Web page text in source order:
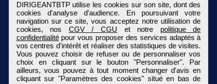
DIRIGEANTBTP utilise les cookies sur son site, dont des
cookies d'analyse d'audience. En poursuivant votre
navigation sur ce site, vous acceptez notre utilisation de
cookies, nos CGV / CGU et notre politique de
confidentialitépour vous proposer des services adaptés à
vos centres d'intérêt et réaliser des statistiques de visites.
Vous pouvez choisir de refuser ou de personnaliser vos
choix en cliquant sur le bouton "Personnaliser". Par
ailleurs, vous pouvez à tout moment changer d'avis en
cliquant sur "Paramètres des cookies" situé en bas de